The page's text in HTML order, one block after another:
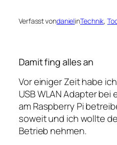
Verfasst vondanielinTechnik,
Damit fing alles an
Vor einiger Zeit habe
USB WLAN Adapter
am Raspberry Pi
soweit und ich wollte
Betrieb nehmen.